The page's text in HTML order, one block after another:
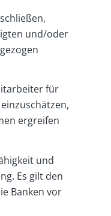
und/oder
für
ergreifen
und
Es gilt den
Banken vor